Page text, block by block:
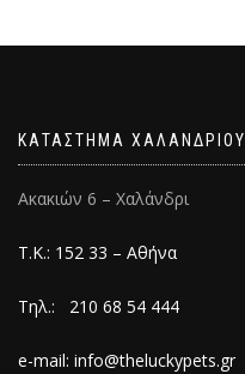
ΚΑΤΑΣΤΗΜΑ ΧΑΛΑΝΔΡΙΟΥ
Ακακιών 6 – Χαλάνδρι
Τ.Κ.: 152 33 – Αθήνα
Τηλ.: 210 68 54 444
e-mail: info@theluckypets.gr